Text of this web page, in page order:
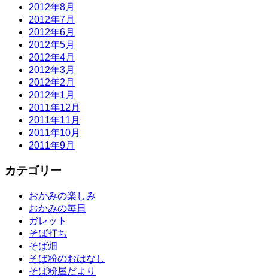
2012年8月
2012年7月
2012年6月
2012年5月
2012年4月
2012年3月
2012年2月
2012年1月
2011年12月
2011年11月
2011年10月
2011年9月
カテゴリー
おかみの楽しみ
おかみの毎日
ガレット
そば打ち
そば畑
そば粉のおはなし
そば粉屋だより